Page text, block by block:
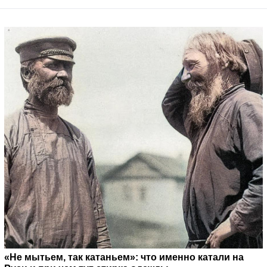
«Не мытьем, так катаньем»: что именно катали на